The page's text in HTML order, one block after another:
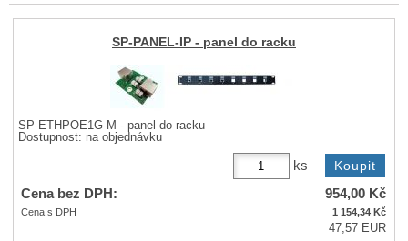
SP-PANEL-IP - panel do racku
SP-ETHPOE1G-M - panel do racku
Dostupnost: na objednávku
ks
Cena bez DPH: 954,00 Kč
Cena s DPH 1 154,34Kč
47,57 EUR